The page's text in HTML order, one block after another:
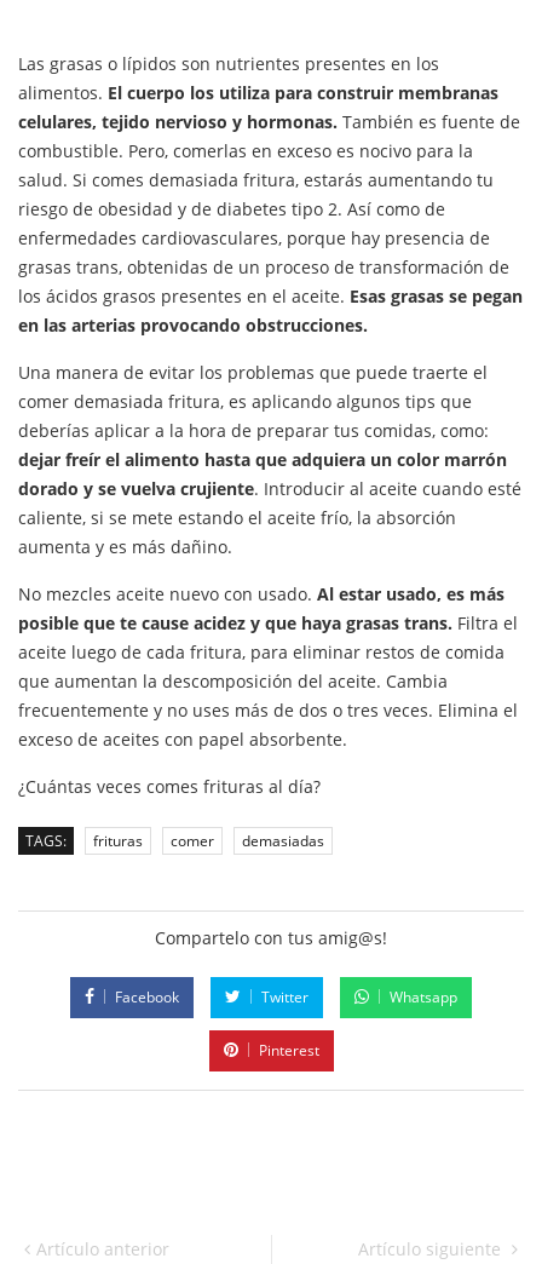
Las grasas o lípidos son nutrientes presentes en los
alimentos. El cuerpo los utiliza para construir membranas
celulares, tejido nervioso y hormonas. También es fuente de
combustible. Pero, comerlas en exceso es nocivo para la
salud. Si comes demasiada fritura, estarás aumentando tu
riesgo de obesidad y de diabetes tipo 2. Así como de
enfermedades cardiovasculares, porque hay presencia de
grasas trans, obtenidas de un proceso de transformación de
los ácidos grasos presentes en el aceite. Esas grasas se pegan
en las arterias provocando obstrucciones.
Una manera de evitar los problemas que puede traerte el
comer demasiada fritura, es aplicando algunos tips que
deberías aplicar a la hora de preparar tus comidas, como:
dejar freír el alimento hasta que adquiera un color marrón
dorado y se vuelva crujiente. Introducir al aceite cuando esté
caliente, si se mete estando el aceite frío, la absorción
aumenta y es más dañino.
No mezcles aceite nuevo con usado. Al estar usado, es más
posible que te cause acidez y que haya grasas trans. Filtra el
aceite luego de cada fritura, para eliminar restos de comida
que aumentan la descomposición del aceite. Cambia
frecuentemente y no uses más de dos o tres veces. Elimina el
exceso de aceites con papel absorbente.
¿Cuántas veces comes frituras al día?
TAGS: frituras comer demasiadas
Compartelo con tus amig@s!
Facebook Twitter Whatsapp
Pinterest
Artículo anterior Artículo siguiente